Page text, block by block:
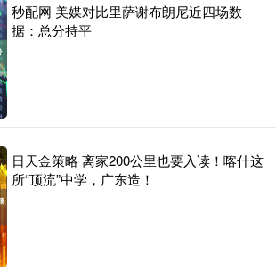
秒配网 美媒对比里萨谢布朗尼近四场数
据：总分持平
日天金策略 离家200公里也要入读！喀什这
所“顶流”中学，广东造！